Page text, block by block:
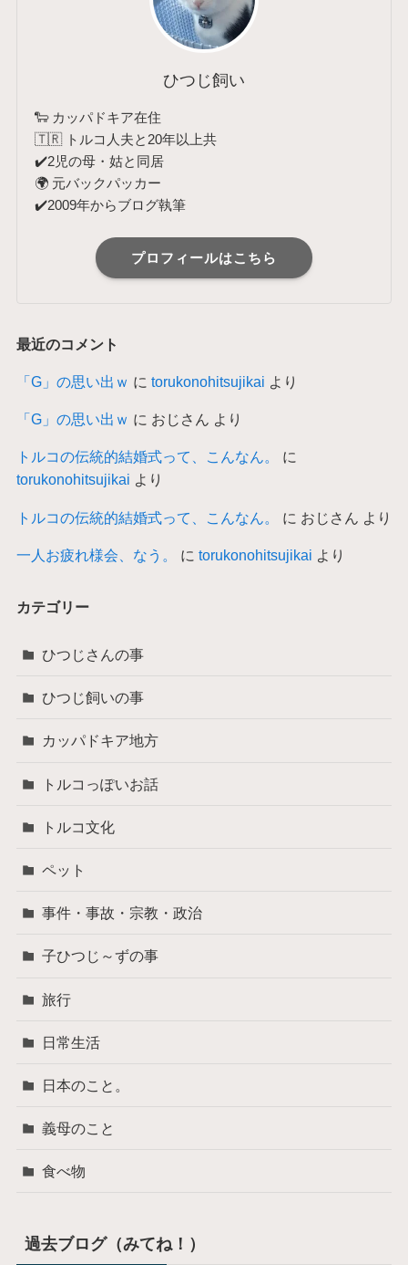
ひつじ飼い
🐑 カッパドキア在住
🇹🇷 トルコ人夫と20年以上共
✔️2児の母・姑と同居
🌍 元バックパッカー
✔️2009年からブログ執筆
プロフィールはこちら
最近のコメント
「G」の思い出ｗ に torukonohitsujikai より
「G」の思い出ｗ に おじさん より
トルコの伝統的結婚式って、こんなん。
に
torukonohitsujikai より
トルコの伝統的結婚式って、こんなん。 に おじさん より
一人お疲れ様会、なう。 に torukonohitsujikai より
カテゴリー
ひつじさんの事
ひつじ飼いの事
カッパドキア地方
トルコっぽいお話
トルコ文化
ペット
事件・事故・宗教・政治
子ひつじ～ずの事
旅行
日常生活
日本のこと。
義母のこと
食べ物
過去ブログ（みてね！）